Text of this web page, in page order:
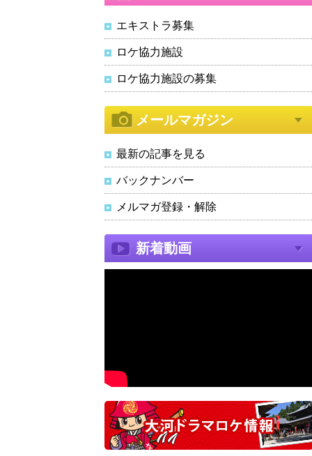
エキストラ募集
ロケ協力施設
ロケ協力施設の募集
メールマガジン
最新の記事を見る
バックナンバー
メルマガ登録・解除
新着動画